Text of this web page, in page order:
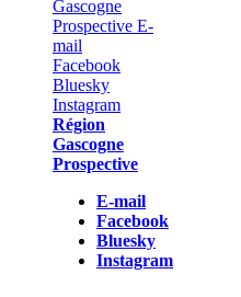
Région
Gascogne
Prospective
E-mail
Facebook
Bluesky
Instagram